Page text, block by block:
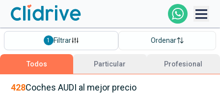
Comprar Coche
Todos Los Coches
Profesional
1 Filtrar Ordenar
Todos Particular Profesional
428Coches AUDI al mejor precio